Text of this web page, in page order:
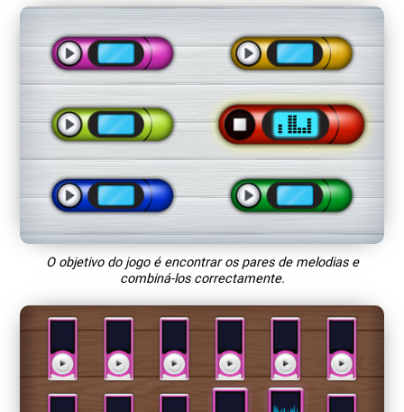
O objetivo do jogo é encontrar os pares de melodias e
combiná-los correctamente.